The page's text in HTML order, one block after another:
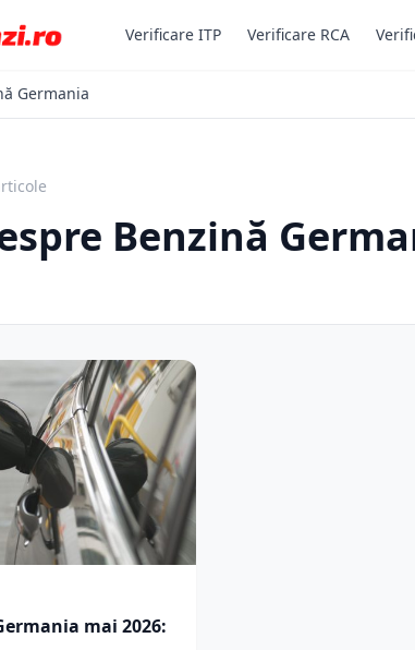
Verificare ITP Verificare RCA
Germania
Benzină
mai 2026: